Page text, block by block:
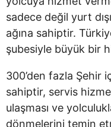
sadece değil yurt
ağına sahiptir.
şubesiyle büyük bir
300’den fazla Şehir
sahiptir, servis
ulaşması ve
dönmelerini temin